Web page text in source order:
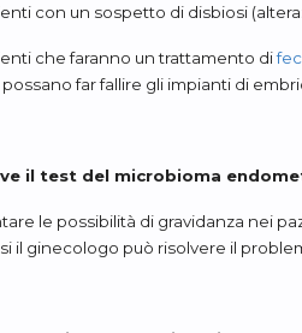
con un sospetto di disbiosi
che faranno un trattamento di
far fallire gli impianti di
il test del microbioma
le possibilità di gravidanza nei
il ginecologo può risolvere il